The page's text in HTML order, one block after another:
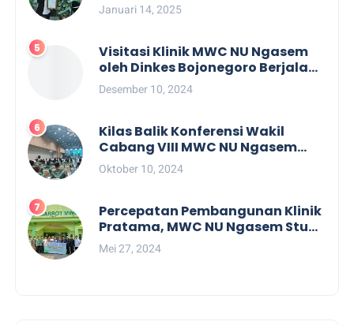
Januari 14, 2025
Visitasi Klinik MWC NU Ngasem
oleh Dinkes Bojonegoro Berjalan
dengan Lancar
Desember 10, 2024
Kilas Balik Konferensi Wakil
Cabang VIII MWC NU Ngasem
Penuh Dengan Kejutan
Oktober 10, 2024
Percepatan Pembangunan Klinik
Pratama, MWC NU Ngasem Studi
Tiru ke RSI Mabarrot MWC NU
Bunga Gresik
Mei 27, 2024